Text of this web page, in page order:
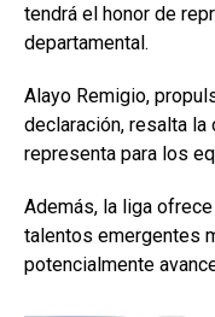
tendrá el honor de
departamental.
Alayo Remigio,
declaración, resalta
representa para los
Además, la liga
talentos emergentes
potencialmente